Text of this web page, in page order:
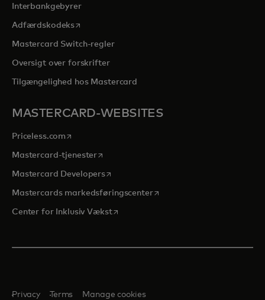
Interbankgebyrer
Adfærdskodeksopens in a new tab
Mastercard Switch-regler
Oversigt over forskrifter
Tilgængelighed hos Mastercard
MASTERCARD-WEBSITES
Priceless.com opens in a new tab
Mastercard-tjenesteropens in a new tab
Mastercard Developersopens in a new tab
Mastercards markedsføringscenteropens in a new tab
Center for Inklusiv Vækstopens in a new tab
Privacy Terms Manage cookies